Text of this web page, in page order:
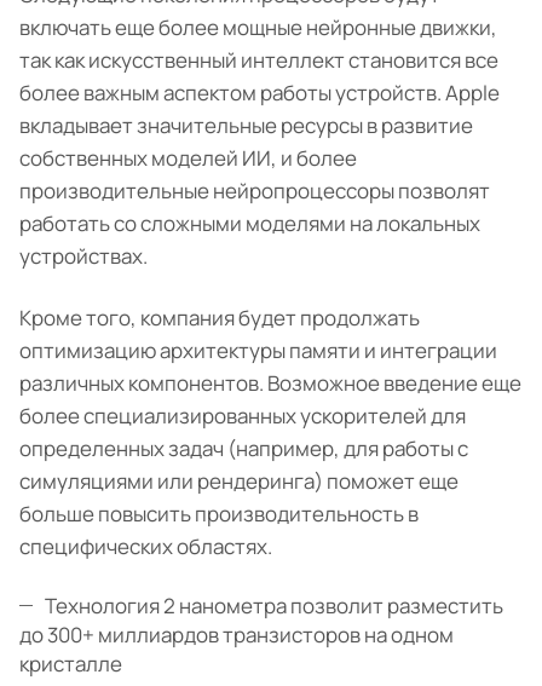
включать еще более мощные нейронные движки,
так как искусственный интеллект становится все
более важным аспектом работы устройств. Apple
вкладывает значительные ресурсы в развитие
собственных моделей ИИ, и более
производительные нейропроцессоры позволят
работать со сложными моделями на локальных
устройствах.
Кроме того, компания будет продолжать
оптимизацию архитектуры памяти и интеграции
различных компонентов. Возможное введение еще
более специализированных ускорителей для
определенных задач (например, для работы с
симуляциями или рендеринга) поможет еще
больше повысить производительность в
специфических областях.
Технология 2 нанометра позволит разместить
до 300+ миллиардов транзисторов на одном
кристалле